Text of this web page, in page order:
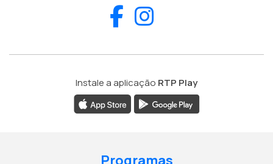
Facebook
Instale a aplicação RTP Play